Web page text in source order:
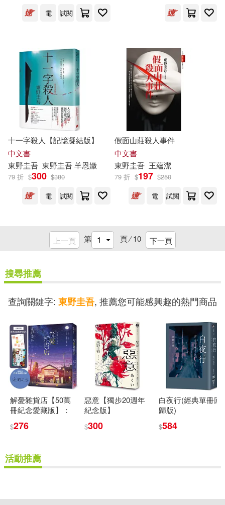
電
試閱
十一字殺人【記憶凝結版】
中文書
東野圭吾 東野圭吾羊恩媺
79 折 $300 $380
電
試閱
假面山莊殺人事件
中文書
東野圭吾 王蘊潔
79 折 $197 $250
電
試閱
上一頁 第 頁 ⁄10 下一頁
搜尋推薦
查詢關鍵字: 東野圭吾, 推薦您可能感興趣的熱門商品
解憂雜貨店【50萬
冊紀念愛藏版】：
的奇蹟之書，東野
定特典「經典封面
集錦明信片」)
$276
惡意【獨步20週年
紀念版】
$300
白夜行(經典單冊回
歸版)
$584
活動推薦